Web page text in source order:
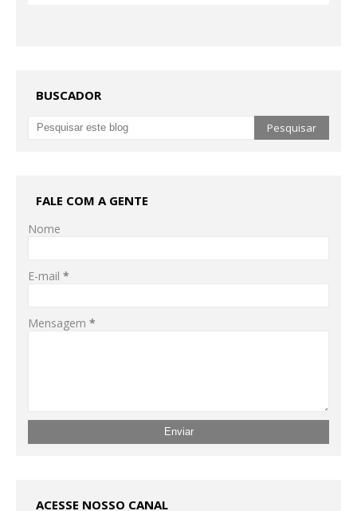
BUSCADOR
FALE COM A GENTE
Nome
E-mail *
Mensagem *
ACESSE NOSSO CANAL